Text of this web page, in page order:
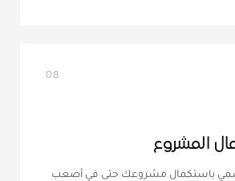
08
المشروع
باستكمال مشروعك حتى في أصعب